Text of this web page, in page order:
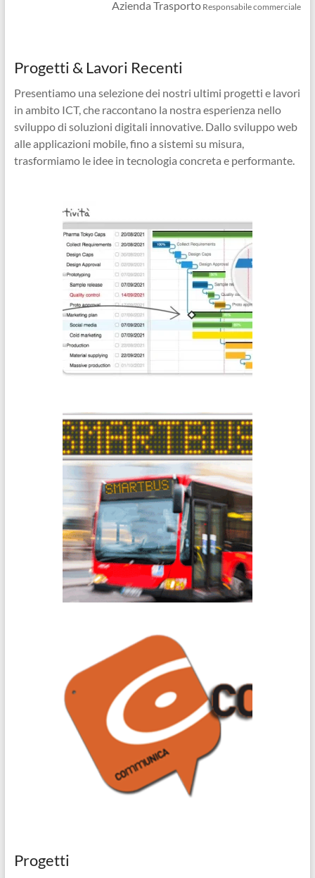
Azienda Trasporto Responsabile commerciale
Progetti & Lavori Recenti
Presentiamo una selezione dei nostri ultimi progetti e lavori
in ambito ICT, che raccontano la nostra esperienza nello
sviluppo di soluzioni digitali innovative. Dallo sviluppo web
alle applicazioni mobile, fino a sistemi su misura,
trasformiamo le idee in tecnologia concreta e performante.
Progetti